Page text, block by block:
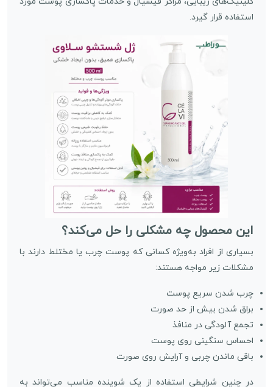
استفاده قرار گیرد.
این محصول چه مشکلی را حل می‌کند؟
بسیاری از افراد به‌ویژه کسانی که پوست چرب یا مختلط دارند با
مشکلات زیر مواجه هستند:
چرب شدن سریع پوست
براق شدن بیش از حد صورت
تجمع آلودگی در منافذ
احساس سنگینی روی پوست
باقی ماندن چربی و آرایش روی صورت
در چنین شرایطی استفاده از یک شوینده مناسب می‌تواند به